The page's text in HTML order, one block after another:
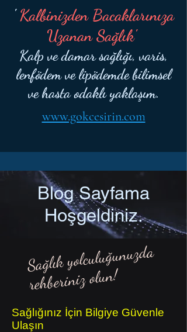
Kalbinizden Bacaklarınıza
Uzanan Sağlık'
Kalp ve damar sağlığı, varis,
lenfödem ve lipödemde bilimsel
ve hasta odaklı yaklaşım.
www.gokcesirin.com
Blog Sayfama
Hoşgeldiniz.
Sağlık yolculuğunuzda
rehberiniz olun!
Sağlığınız İçin Bilgiye Güvenle
Ulaşın